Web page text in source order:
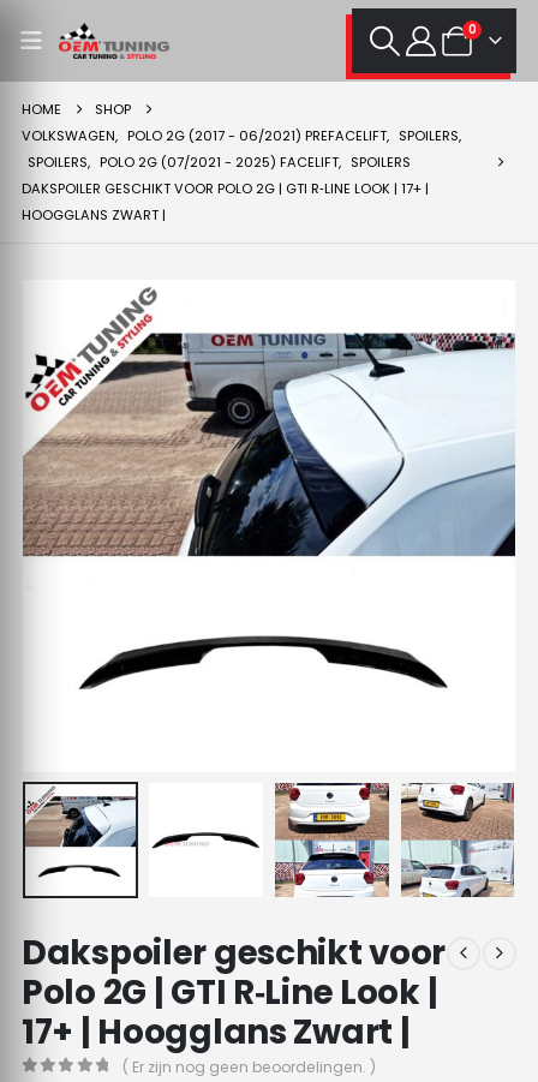
0
HOME
SHOP
VOLKSWAGEN, POLO 2G (2017 - 06/2021) PREFACELIFT, SPOILERS,
SPOILERS, POLO 2G (07/2021 - 2025) FACELIFT, SPOILERS
DAKSPOILER GESCHIKT VOOR POLO 2G | GTI R‑LINE LOOK | 17+ |
HOOGGLANS ZWART |
Dakspoiler geschikt voor
Polo 2G | GTI R‑Line Look |
17+ | Hoogglans Zwart |
( Er zijn nog geen beoordelingen. )